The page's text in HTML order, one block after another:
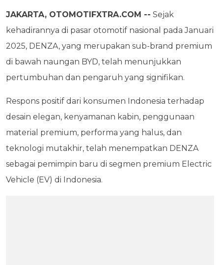
JAKARTA, OTOMOTIFXTRA.COM -- Sejak
kehadirannya di pasar otomotif nasional pada Januari
2025, DENZA, yang merupakan sub-brand premium
di bawah naungan BYD, telah menunjukkan
pertumbuhan dan pengaruh yang signifikan.
Respons positif dari konsumen Indonesia terhadap
desain elegan, kenyamanan kabin, penggunaan
material premium, performa yang halus, dan
teknologi mutakhir, telah menempatkan DENZA
sebagai pemimpin baru di segmen premium Electric
Vehicle (EV) di Indonesia.